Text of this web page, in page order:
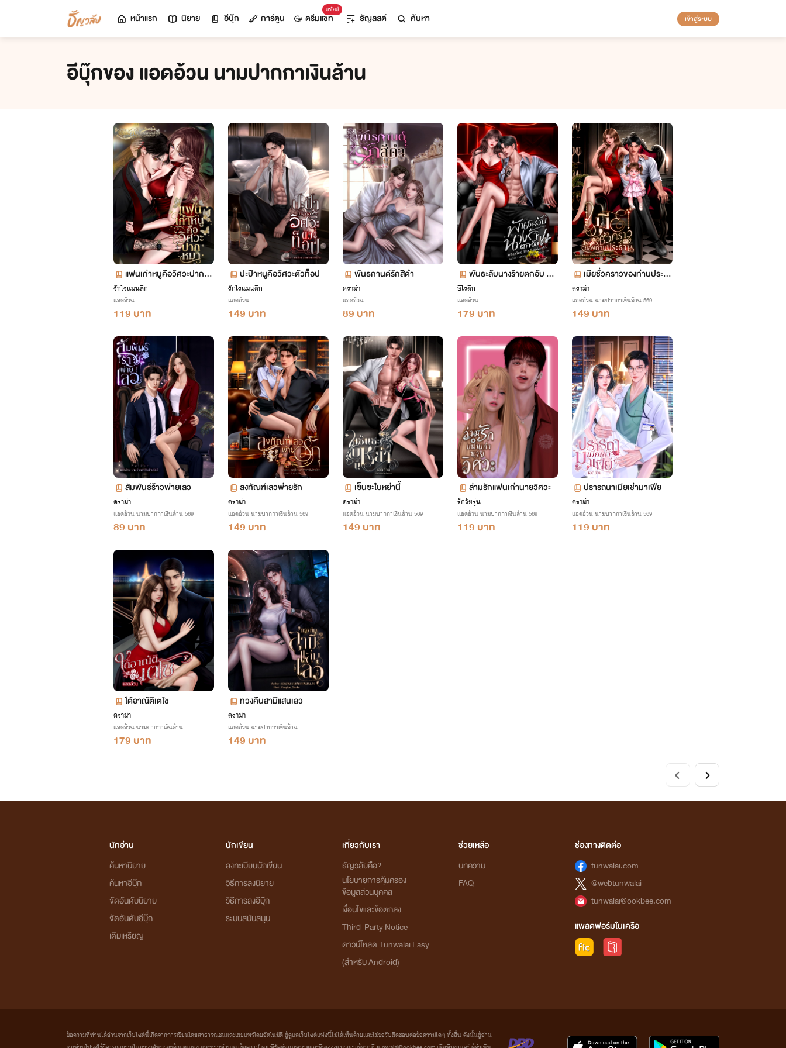
หน้าแรก นิยาย อีบุ๊ก การ์ตูน
มาใหม่
ดรีมแชท ธัญลิสต์ ค้นหา เข้าสู่ระบบ
อีบุ๊กของ แอดอ้วน นามปากกาเงินล้าน
แฟนเก่าหนูคือวิศวะปากหม
า
รักโรแมนติก
แอดอ้วน
119 บาท
ปะป๊าหนูคือวิศวะตัวท็อป
รักโรแมนติก
แอดอ้วน
149 บาท
พันธกานต์รักสีดำ
ดราม่า
แอดอ้วน
89 บาท
พันธะลับนางร้ายตกอับ #B
ehind the Seotlight
อีโรติก
แอดอ้วน
179 บาท
เมียชั่วคราวของท่านประธา
น { เซตพิษรักท่านประทาน
}
ดราม่า
แอดอ้วน นามปากกาเงินล้าน 569
149 บาท
สัมพันธ์ร้าวพ่ายเลว
ดราม่า
แอดอ้วน นามปากกาเงินล้าน 569
89 บาท
ลงทัณฑ์เลวพ่ายรัก
ดราม่า
แอดอ้วน นามปากกาเงินล้าน 569
149 บาท
เซ็นซะใบหย่านี้
ดราม่า
แอดอ้วน นามปากกาเงินล้าน 569
149 บาท
ล่ามรักแฟนเก่านายวิศวะ
รักวัยรุ่น
แอดอ้วน นามปากกาเงินล้าน 569
119 บาท
ปรารถนาเมียเช่ามาเฟีย
ดราม่า
แอดอ้วน นามปากกาเงินล้าน 569
119 บาท
ใต้อาณัติเตโช
ดราม่า
แอดอ้วน นามปากกาเงินล้าน
179 บาท
ทวงคืนสามีแสนเลว
ดราม่า
แอดอ้วน นามปากกาเงินล้าน
149 บาท
นักอ่าน
ค้นหานิยาย
ค้นหาอีบุ๊ก
จัดอันดับนิยาย
จัดอันดับอีบุ๊ก
เติมเหรียญ
นักเขียน
ลงทะเบียนนักเขียน
วิธีการลงนิยาย
วิธีการลงอีบุ๊ก
ระบบสนับสนุน
เกี่ยวกับเรา
ธัญวลัยคือ?
นโยบายการคุ้มครอง
ข้อมูลส่วนบุคคล
เงื่อนไขและข้อตกลง
Third-Party Notice
ดาวน์โหลด Tunwalai Easy
(สำหรับ Android)
ช่วยเหลือ
บทความ
FAQ
ช่องทางติดต่อ
tunwalai.com
@webtunwalai
tunwalai@ookbee.com
แพลตฟอร์มในเครือ
ข้อความที่ท่านได้อ่านจากเว็บไซต์นี้เกิดจากการเขียนโดยสาธารณชนและเผยแพร่โดยอัตโนมัติ ผู้ดูแลเว็บไซต์แห่งนี้ไม่ได้เห็นด้วยและไม่ขอรับผิดชอบต่อข้อความใดๆ ทั้งสิ้น ดังนั้นผู้อ่าน